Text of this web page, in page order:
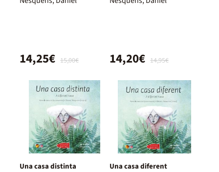
15,00€
14,25€ 14,95€
14,20€
Una casa distinta Una casa diferent